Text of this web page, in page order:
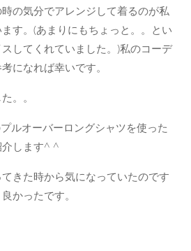
の気分でアレンジして着るのが私
す。(あまりにもちょっと。。とい
してくれていました。)私のコーデ
になれば幸いです。
。。
ルオーバーロングシャツを使った
介します^ ^
きた時から気になっていたのです
かったです。